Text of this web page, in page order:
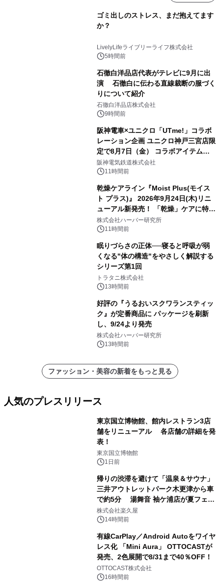
ゴミ出しのストレス、まだ抱えてます
か？
LivelyLifeライブリーライフ株式会社
5時間前
石徹白洋品店代表がテレビに9月に出
演 石徹白に伝わる直線裁断の服づく
りについて紹介
石徹白洋品店株式会社
9時間前
阪神電車×ユニクロ「UTme!」コラボ
レーション企画 ユニクロ神戸三宮店限
定で8月7日（金） コラボアイテムが
発売決定！
阪神電気鉄道株式会社
11時間前
乾燥ケアライン『Moist Plus(モイス
ト プラス)』 2026年9月24日(木)リニ
ューアル新発売！ 「乾燥」ケアに特化
し、ライン使いで潤いに満ちた肌へ
株式会社ハーバー研究所
11時間前
眠りづらさの正体──寝ると呼吸が弱
くなる"体の構造"をやさしく解説する
シリーズ第1回
トラタニ株式会社
13時間前
好評の『うるおいスクワランスティッ
ク』が定番商品に パッケージを刷新
し、9/24より発売
株式会社ハーバー研究所
13時間前
ファッション・美容の新着をもっと見る
人気のプレスリリース
東京国立博物館、館内レストラン3店
舗をリニューアル 各店舗の詳細を発
表！
東京国立博物館
1日前
帰りの渋滞を避けて「温泉＆サウナ」
三井アウトレットパーク木更津から車
で約5分 湯舞音 袖ケ浦店が夏フェア
メニューを提供
株式会社楽久屋
14時間前
有線CarPlay／Android Autoをワイヤ
レス化 「Mini Aura」 OTTOCASTが
発売、2色展開で8/31まで40％OFF！
OTTOCAST株式会社
16時間前